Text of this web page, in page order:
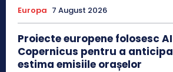
Europa 7 August 2026
Proiecte europene folosesc
Copernicus pentru a
estima emisiile orașelor